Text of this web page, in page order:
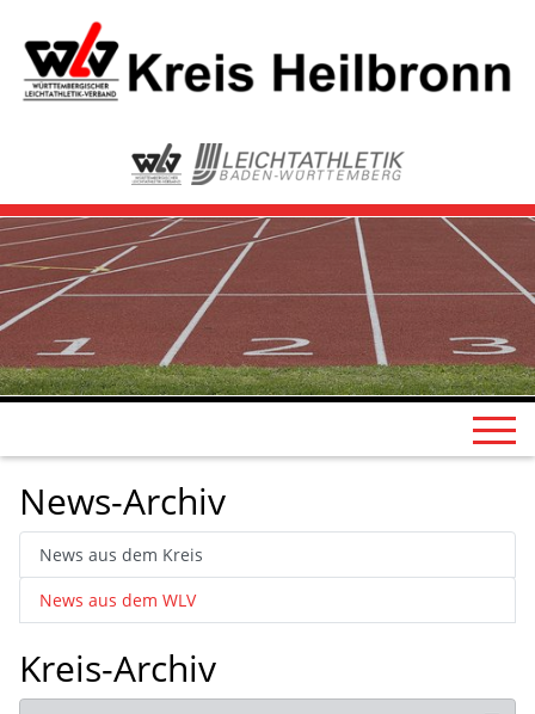
News-Archiv
News aus dem Kreis
News aus dem WLV
Kreis-Archiv